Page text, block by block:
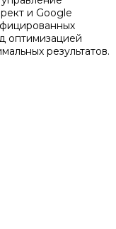
и Google
оптимизацией
результатов.